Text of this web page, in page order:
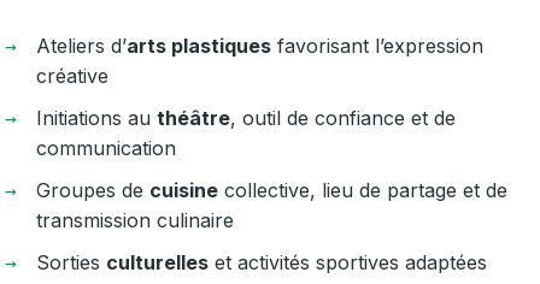
Ateliers d’arts plastiques favorisant l’expression
créative
Initiations au théâtre, outil de confiance et de
communication
Groupes de cuisine collective, lieu de partage et de
transmission culinaire
Sorties culturelles et activités sportives adaptées